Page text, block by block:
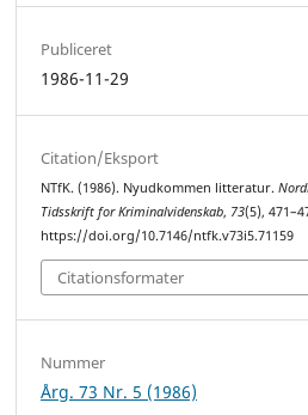
Publiceret
1986-11-29
Citation/Eksport
NTfK. (1986). Nyudkommen litteratur.
Tidsskrift for Kriminalvidenskab, 73(5),
https://doi.org/10.7146/ntfk.v73i5.71159
Citationsformater
Nummer
Årg. 73 Nr. 5 (1986)